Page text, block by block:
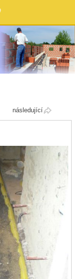
následující